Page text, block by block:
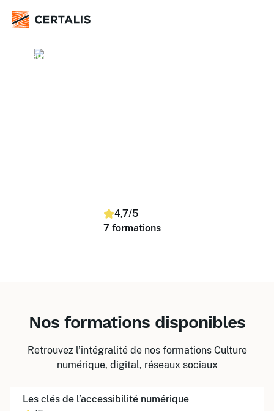
Secteur Public
4,7/5
7 formations
Nos formations disponibles
Retrouvez l’intégralité de nos formations Culture
numérique, digital, réseaux sociaux
Les clés de l’accessibilité numérique